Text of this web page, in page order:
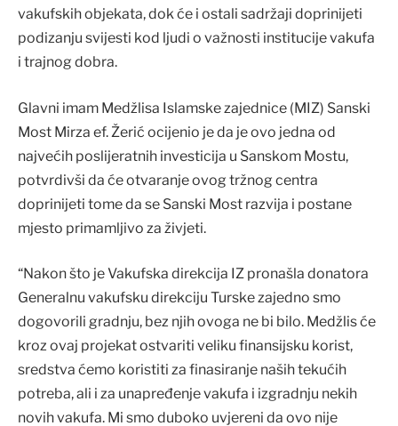
vakufskih objekata, dok će i ostali sadržaji doprinijeti
podizanju svijesti kod ljudi o važnosti institucije vakufa
i trajnog dobra.
Glavni imam Medžlisa Islamske zajednice (MIZ) Sanski
Most Mirza ef. Žerić ocijenio je da je ovo jedna od
najvećih poslijeratnih investicija u Sanskom Mostu,
potvrdivši da će otvaranje ovog tržnog centra
doprinijeti tome da se Sanski Most razvija i postane
mjesto primamljivo za živjeti.
“Nakon što je Vakufska direkcija IZ pronašla donatora
Generalnu vakufsku direkciju Turske zajedno smo
dogovorili gradnju, bez njih ovoga ne bi bilo. Medžlis će
kroz ovaj projekat ostvariti veliku finansijsku korist,
sredstva ćemo koristiti za finasiranje naših tekućih
potreba, ali i za unapređenje vakufa i izgradnju nekih
novih vakufa. Mi smo duboko uvjereni da ovo nije